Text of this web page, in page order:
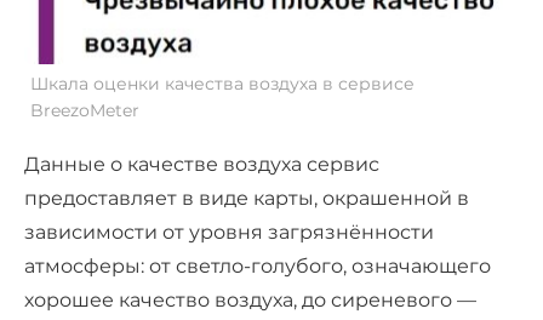
Шкала оценки качества воздуха в сервисе
BreezoMeter
Данные о качестве воздуха сервис
предоставляет в виде карты, окрашенной в
зависимости от уровня загрязнённости
атмосферы: от светло-голубого, означающего
хорошее качество воздуха, до сиреневого —